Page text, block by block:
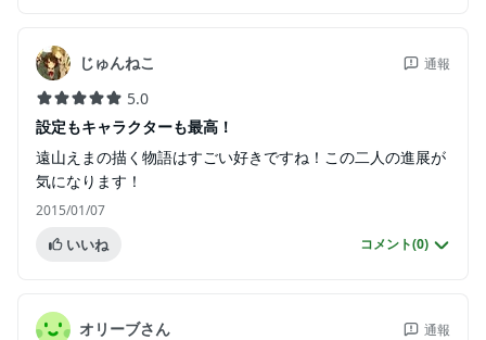
じゅんねこ 通報
5.0
設定もキャラクターも最高！
遠山えまの描く物語はすごい好きですね！この二人の進展が
気になります！
2015/01/07
いいね コメント(0)
オリーブさん 通報